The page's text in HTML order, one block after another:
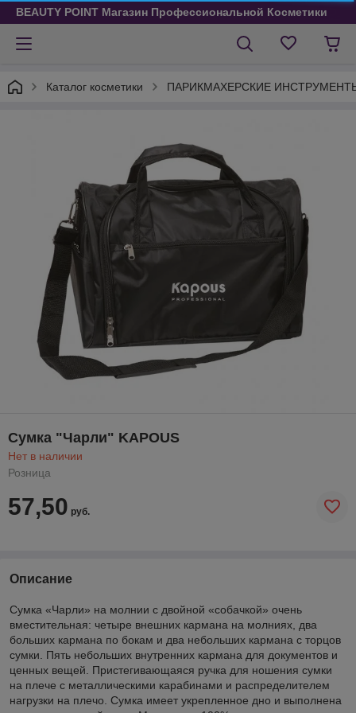
BEAUTY POINT Магазин Профессиональной Косметики
Каталог косметики ПАРИКМАХЕРСКИЕ
Сумка "Чарли" KAPOUS
Нет в наличии
Розница
57,50 руб.
Описание
Сумка «Чарли» на молнии с двойной «собачкой» очень
вместительная: четыре внешних кармана на молниях, два
больших кармана по бокам и два небольших кармана с торцов
сумки. Пять небольших внутренних кармана для документов и
ценных вещей. Пристегивающаяся ручка для ношения сумки
на плече с металлическими карабинами и распределителем
нагрузки на плечо. Сумка имеет укрепленное дно и выполнена